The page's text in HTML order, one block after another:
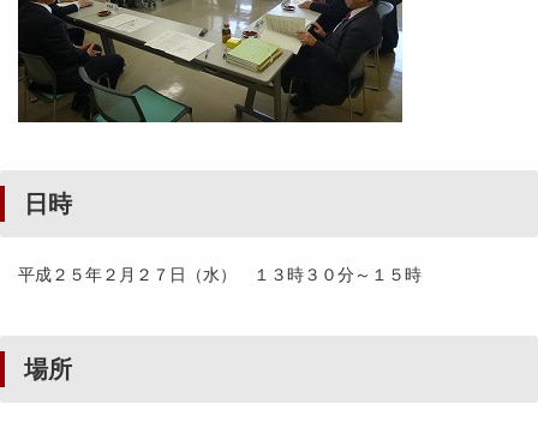
日時
平成２５年２月２７日（水） １３時３０分～１５時
場所